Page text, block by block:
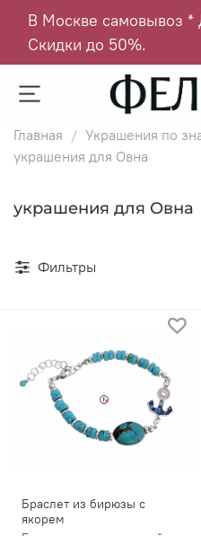
В Москве самовывоз *
Скидки до 50%.
Главная
Украшения по
украшения для Овна
украшения для Овна
Фильтры
Браслет из бирюзы с
якорем